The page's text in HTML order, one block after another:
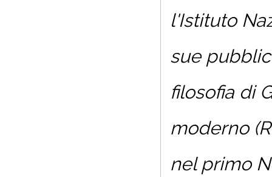
l'Istituto
sue
filosofia di
moderno
nel primo